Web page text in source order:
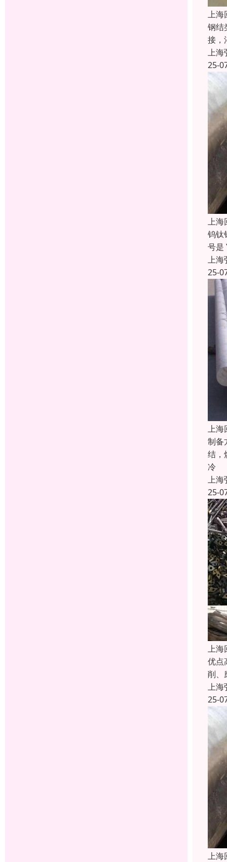
上海
钢结
接，
上海
25-
上海
钨钛
号是
上海
25-
上海
制备
结，
冷
上海
25-
上海
优点
削、
上海
25-
上海